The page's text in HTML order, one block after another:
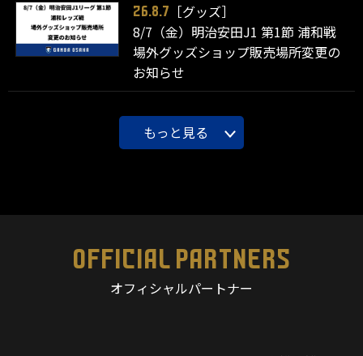
26.8.7
［グッズ］
8/7（金）明治安田J1 第1節 浦和戦
場外グッズショップ販売場所変更の
お知らせ
もっと見る
OFFICIAL PARTNERS
オフィシャルパートナー